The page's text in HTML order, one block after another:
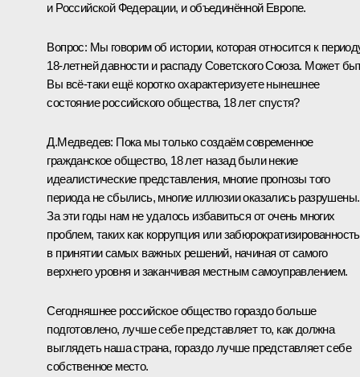
и Российской Федерации, и объединённой Европе.
Вопрос: Мы говорим об истории, которая относится к
18-летней давности и распаду Советского Союза. Может
Вы всё‑таки ещё коротко охарактеризуете нынешнее
состояние российского общества, 18 лет спустя?
Д.Медведев: Пока мы только создаём современное
гражданское общество, 18 лет назад были некие
идеалистические представления, многие прогнозы того
периода не сбылись, многие иллюзии оказались разрушены.
За эти годы нам не удалось избавиться от очень многих
проблем, таких как коррупция или забюрократизированность
в принятии самых важных решений, начиная от самого
верхнего уровня и заканчивая местным самоуправлением.
Сегодняшнее российское общество гораздо больше
подготовлено, лучше себе представляет то, как должна
выглядеть наша страна, гораздо лучше представляет себе
собственное место.